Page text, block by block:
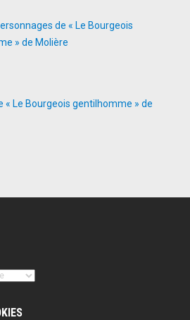
de « Le Bourgeois
» de Molière
« Le Bourgeois gentilhomme » de